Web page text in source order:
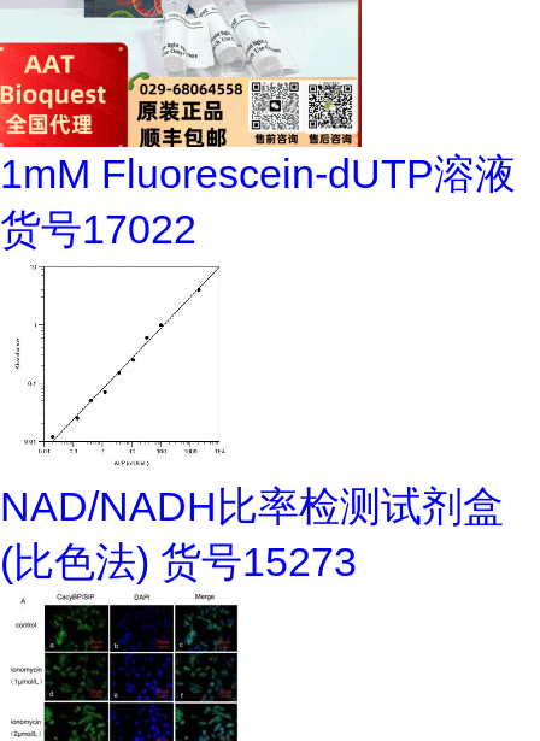
1mM Fluorescein-dUTP溶液
货号17022
NAD/NADH比率检测试剂盒
(比色法) 货号15273